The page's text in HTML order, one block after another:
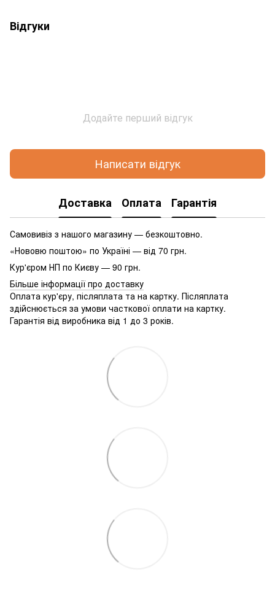
Відгуки
Додайте перший відгук
Написати відгук
Доставка Оплата Гарантія
Самовивіз з нашого магазину — безкоштовно.
«Нововю поштою» по Україні — від 70 грн.
Кур'єром НП по Києву — 90 грн.
Більше інформації про доставку
Оплата кур'єру, післяплата та на картку. Післяплата
здійснюється за умови часткової оплати на картку.
Гарантія від виробника від 1 до 3 років.